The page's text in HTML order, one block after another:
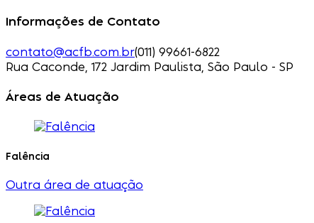
Informações de Contato
contato@acfb.com.br(011) 99661-6822
Rua Caconde, 172 Jardim Paulista, São Paulo - SP
Áreas de Atuação
Falência
Outra área de atuação